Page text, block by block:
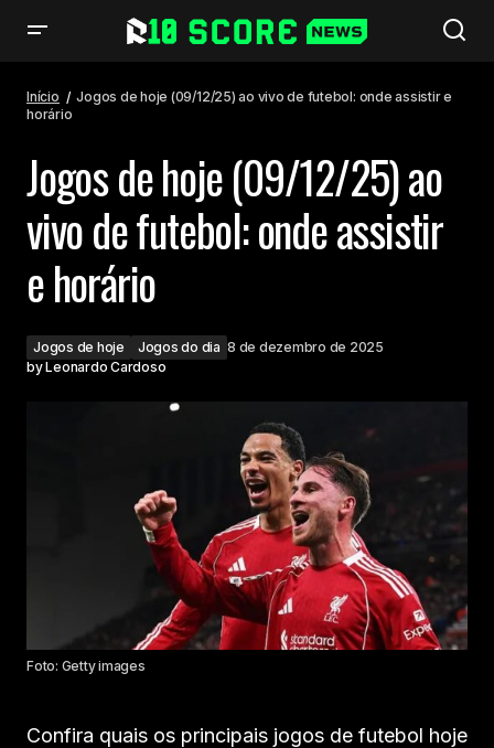
Início
Jogos de hoje (09/12/25) ao vivo de futebol: onde assistir e
horário
Jogos de hoje (09/12/25) ao
vivo de futebol: onde assistir
e horário
Jogos de hoje Jogos do dia 8 de dezembro de 2025
byLeonardo Cardoso
Foto: Getty images
Confira quais os principais jogos de futebol hoje